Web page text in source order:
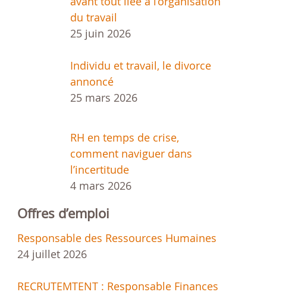
du travail
25 juin 2026
Individu et travail, le divorce
annoncé
25 mars 2026
RH en temps de crise,
comment naviguer dans
l’incertitude
4 mars 2026
Offres d’emploi
Responsable des Ressources Humaines
24 juillet 2026
RECRUTEMTENT : Responsable Finances